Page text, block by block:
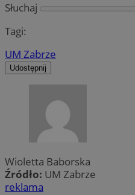
Słuchaj
Tagi:
UM Zabrze
Udostępnij
Wioletta Baborska
Źródło: UM Zabrze
reklama